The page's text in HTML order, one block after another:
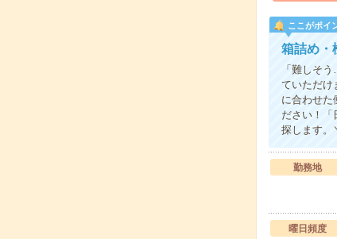
ここがポイ
箱詰め・
「難しそ
ていただけ
に合わせた
ださい！「
探します
勤務地
曜日頻度